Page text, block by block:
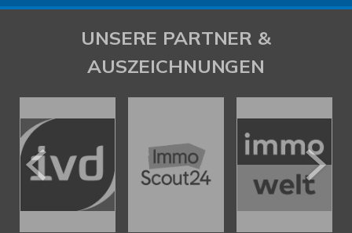
UNSERE PARTNER &
AUSZEICHNUNGEN